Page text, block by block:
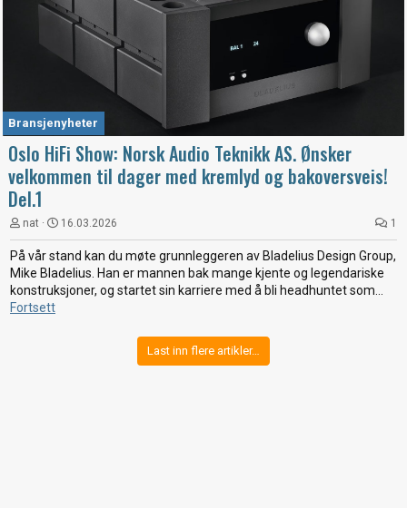
Bransjenyheter
Oslo HiFi Show: Norsk Audio Teknikk AS. Ønsker
velkommen til dager med kremlyd og bakoversveis!
Del.1
nat 16.03.2026 1
På vår stand kan du møte grunnleggeren av Bladelius Design Group,
Mike Bladelius. Han er mannen bak mange kjente og legendariske
konstruksjoner, og startet sin karriere med å bli headhuntet som...
Fortsett
Last inn flere artikler…